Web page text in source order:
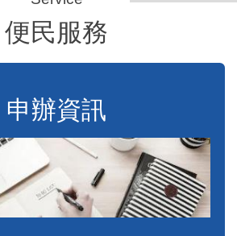
便民服務
申辦資訊